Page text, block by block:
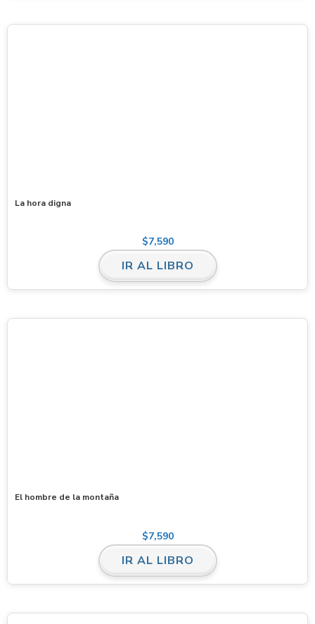
La hora digna
$7,590
IR AL LIBRO
El hombre de la montaña
$7,590
IR AL LIBRO